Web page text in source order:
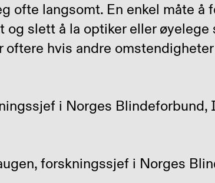
ofte langsomt. En enkel måte å
og slett å la optiker eller øyelege
oftere hvis andre
forskningssjef i Norges